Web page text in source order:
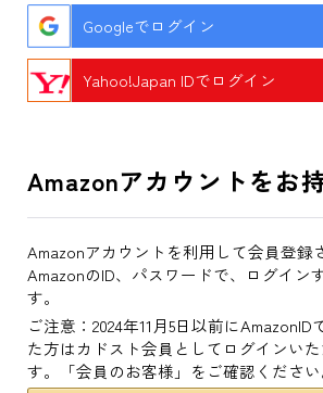
Googleでログイン
Yahoo!Japan IDでログイン
Amazonアカウントをお
Amazonアカウントを利用して会員登録
AmazonのID、パスワードで、ログイン
す。
ご注意：2024年11月5日以前に
た方はカドスト会員としてログインい
す。「会員のお客様」をご確認ください